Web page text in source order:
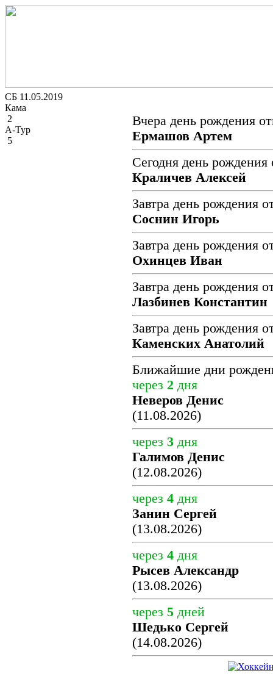
СБ 11.05.2019
Кама
2
А-Тур
5
Вчера день рождения
Ермашов Артем
Сегодня день рождения
Краличев Алексей
Завтра день рождения
Соснин Игорь
Завтра день рождения
Охинцев Иван
Завтра день рождения
Лазбинев Константин
Завтра день рождения
Каменских Анатолий
Ближайшие дни
через 2 дня
Неверов Денис
(11.08.2026)
через 3 дня
Галимов Денис
(12.08.2026)
через 4 дня
Занин Сергей
(13.08.2026)
через 4 дня
Рысев Александр
(13.08.2026)
через 5 дней
Шедько Сергей
(14.08.2026)